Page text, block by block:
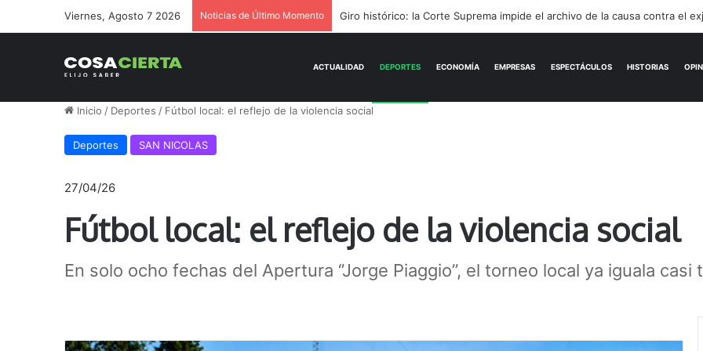
Viernes, Agosto 7 2026 Noticias de Último Momento Gerónimo Podestá: pasión, gestión y un sueño llamado ascenso
Inicio / Deportes / Fútbol local: el reflejo de la violencia social
Deportes SAN NICOLAS
27/04/26
Fútbol local: el reflejo de la violencia social
En solo ocho fechas del Apertura ‘’Jorge Piaggio’’, el torneo local ya iguala